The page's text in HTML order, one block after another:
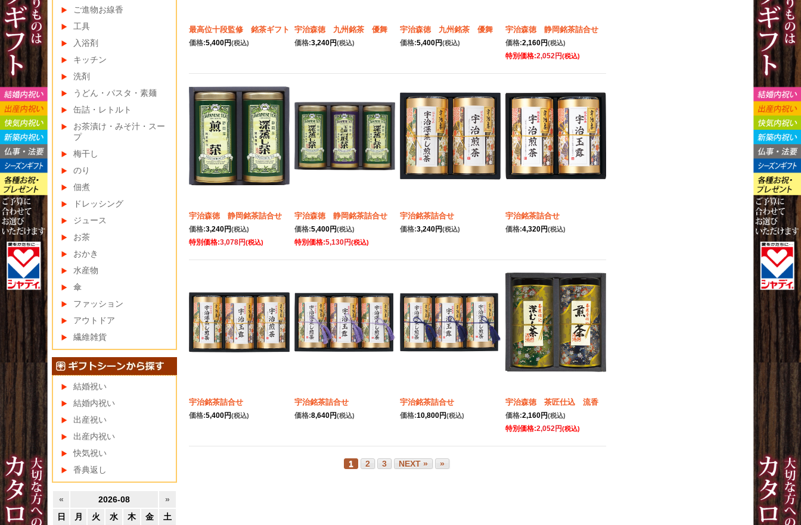
最高位十段監修 銘茶ギフト
価格:5,400円(税込)
宇治森徳 九州銘茶 優舞
価格:3,240円(税込)
宇治森徳 九州銘茶 優舞
価格:5,400円(税込)
宇治森徳 静岡銘茶詰合せ
価格:2,160円(税込)
特別価格:2,052円(税込)
宇治森徳 静岡銘茶詰合せ
価格:3,240円(税込)
特別価格:3,078円(税込)
宇治森徳 静岡銘茶詰合せ
価格:5,400円(税込)
特別価格:5,130円(税込)
宇治銘茶詰合せ
価格:3,240円(税込)
宇治銘茶詰合せ
価格:4,320円(税込)
宇治銘茶詰合せ
価格:5,400円(税込)
宇治銘茶詰合せ
価格:8,640円(税込)
宇治銘茶詰合せ
価格:10,800円(税込)
宇治森徳 茶匠仕込 流香
価格:2,160円(税込)
特別価格:2,052円(税込)
1 2 3 NEXT » »
ご進物お線香
工具
入浴剤
キッチン
洗剤
うどん・パスタ・素麺
缶詰・レトルト
お茶漬け・みそ汁・スー
プ
梅干し
のり
佃煮
ドレッシング
ジュース
お茶
おかき
水産物
傘
ファッション
アウトドア
繊維雑貨
結婚祝い
結婚内祝い
出産祝い
出産内祝い
快気祝い
香典返し
« 2026-08
»
日
月 火 水 木 金
土